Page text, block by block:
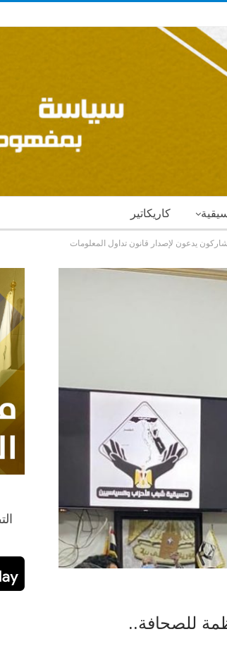
كاريكاتير
يدعون لإصدار قانون تداول المعلومات
للصحافة..